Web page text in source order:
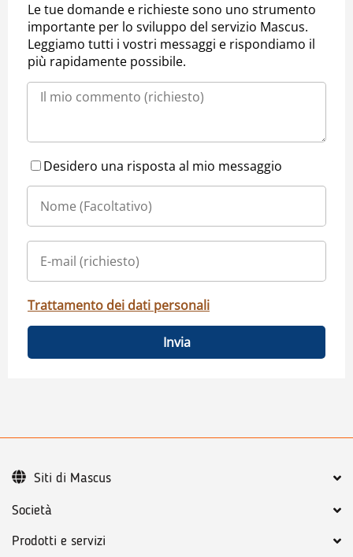
Le tue domande e richieste sono uno strumento
importante per lo sviluppo del servizio Mascus.
Leggiamo tutti i vostri messaggi e rispondiamo il
più rapidamente possibile.
Desidero una risposta al mio messaggio
Trattamento dei dati personali
Invia
Società
Prodotti e servizi
Siti di Mascus